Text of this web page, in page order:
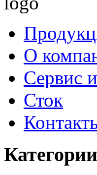
О
Сервис
Сток
Категории